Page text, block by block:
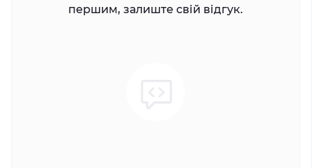
першим, залиште свій відгук.